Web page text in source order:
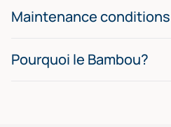
Maintenance conditions
Pourquoi le Bambou?